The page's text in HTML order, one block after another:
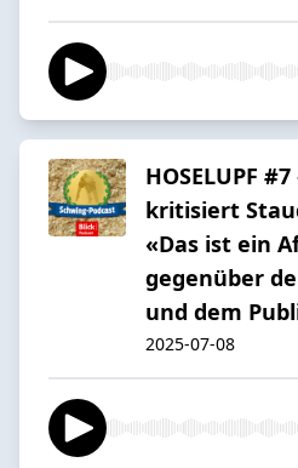
HOSELUPF
kritisiert
«Das ist ein
gegenüber
und dem
2025-07-08